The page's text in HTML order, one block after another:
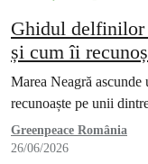
Ghidul delfinilor
și cum îi
Marea Neagră
recunoaște pe unii
Greenpeace România
26/06/2026